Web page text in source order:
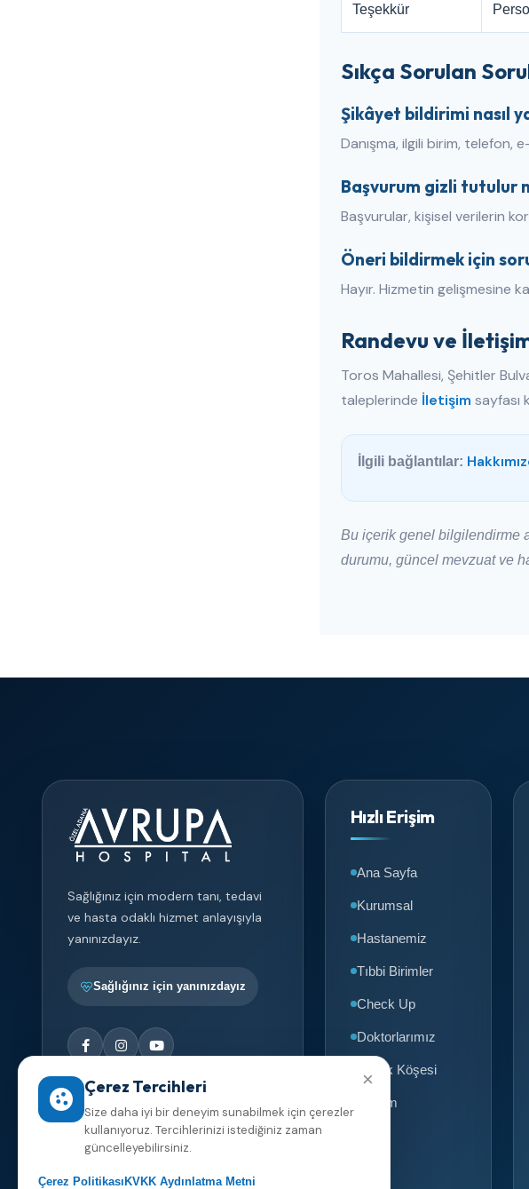
Teşekkür
Sıkça Sorulan
Şikâyet bildirimi nasıl
Danışma, ilgili birim, telefon,
Başvurum gizli tutulur
Başvurular, kişisel verilerin
Öneri bildirmek için
Hayır. Hizmetin gelişmesine
Randevu ve
Toros Mahallesi, Şehitler
taleplerinde İletişim sayfası
İlgili bağlantılar:
Bu içerik genel bilgilendirme
durumu, güncel mevzuat ve
Sağlığınız için modern tanı, tedavi
ve hasta odaklı hizmet anlayışıyla
yanınızdayız.
Sağlığınız için yanınızdayız
Hızlı Erişim
Ana Sayfa
Kurumsal
Hastanemiz
Tıbbi Birimler
Check Up
Doktorlarımız
Sağlık Köşesi
İletişim
×
Çerez Tercihleri
Size daha iyi bir deneyim sunabilmek için çerezler
kullanıyoruz. Tercihlerinizi istediğiniz zaman
güncelleyebilirsiniz.
Çerez Politikası KVKK Aydınlatma Metni